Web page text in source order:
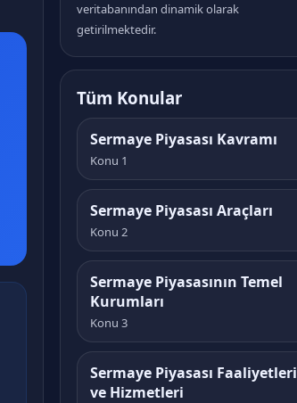
veritabanından dinamik olarak
getirilmektedir.
Tüm Konular
Sermaye Piyasası Kavramı
Konu 1
Sermaye Piyasası Araçları
Konu 2
Sermaye Piyasasının Temel
Kurumları
Konu 3
Sermaye Piyasası Faaliyetleri
ve Hizmetleri